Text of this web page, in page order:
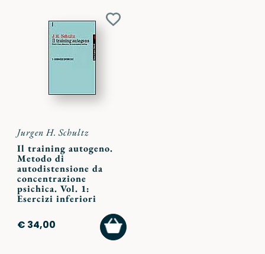
Aggiungi
Jurgen H. Schultz
Il training autogeno.
Metodo di
autodistensione da
concentrazione
psichica. Vol. 1:
Esercizi inferiori
€ 34,00
AGGIUNGI
AL
CARRELLO